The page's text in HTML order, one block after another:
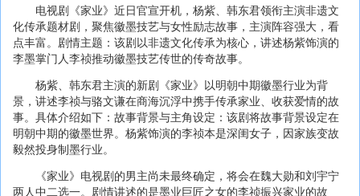
电视剧《家业》近日官宣开机，杨紫、韩东君领衔主演非遗文
化传承题材剧，聚焦徽墨技艺与女性励志故事，主演阵容强大，看
点丰富。剧情主题：该剧以非遗文化传承为核心，讲述杨紫饰演的
李墨掌门人李祯推动徽墨技艺传世的传奇故事。
杨紫、韩东君主演的新剧《家业》以明朝中期徽墨行业为背
景，讲述李祯与骆文谦在商海沉浮中携手传承家业、收获爱情的故
事。具体介绍如下：故事背景与主角设定：该剧将故事背景设定在
明朝中期的徽墨世界。杨紫饰演的李祯本是深闺女子，因家族变故
毅然投身制墨行业。
《家业》电视剧的男主尚未最终确定，将会在魏大勋和刘宇宁
两人中二选一。剧情讲述的是墨业巨匠之女的李祯振兴家业的故